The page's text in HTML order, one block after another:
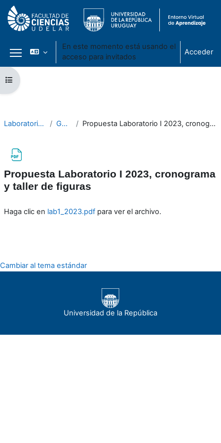
Salta al contenido principal
Panel lateral
En este momento está usando el
acceso para invitados
Acceder
Abrir índice del curso
Laboratorio I 2023 General Propuesta Laboratorio I 2023, cronograma y taller de figuras
Propuesta Laboratorio I 2023, cronograma
y taller de figuras
Haga clic en lab1_2023.pdf para ver el archivo.
Cambiar al tema estándar
Universidad de la República